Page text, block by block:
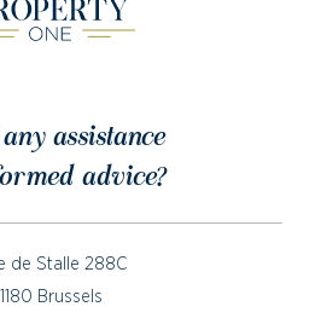
assistance
advice?
de Stalle 288C
1180 Brussels